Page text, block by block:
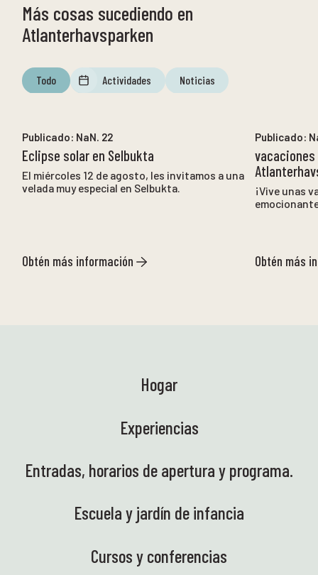
Más cosas sucediendo en
Atlanterhavsparken
Todo Actividades Noticias
Publicado: NaN. 22
Eclipse solar en Selbukta
El miércoles 12 de agosto, les invitamos a una
velada muy especial en Selbukta.
Obtén más información
Publicado:
vacaciones
¡Vive unas
Obtén más
Hogar
Experiencias
Entradas, horarios de apertura y programa.
Escuela y jardín de infancia
Cursos y conferencias